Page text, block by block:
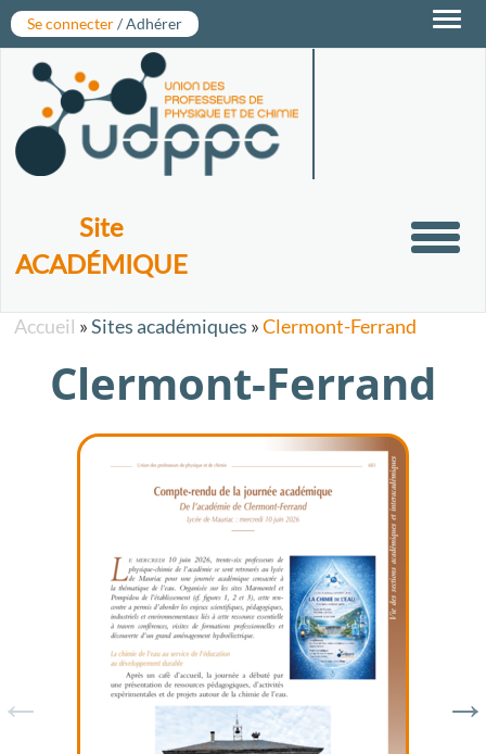
Se connecter/ Adhérer
Site
ACADÉMIQUE
Accueil »Sites académiques »Clermont-Ferrand
Clermont-Ferrand